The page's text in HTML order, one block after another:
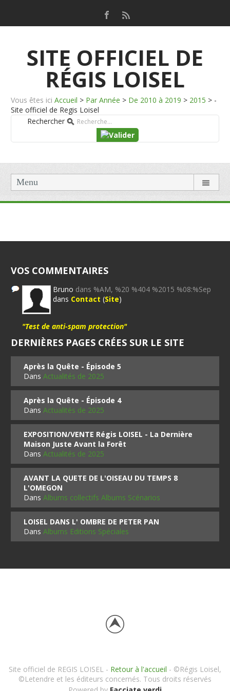
SITE OFFICIEL DE
RÉGIS LOISEL
Vous êtes ici Accueil > Par Année > De 2010 à 2019 > 2015 > -
Site officiel de Regis Loisel
Rechercher
Menu
VOS COMMENTAIRES
Bruno dans %AM, %20 %404 %2015 %08:%Sep
dans Contact (Site)
"Test de anti-spam protection"
DERNIÈRES PAGES CRÉES SUR LE SITE
Après la Quête - Épisode 5
DansActualités de 2025
Après la Quête - Épisode 4
DansActualités de 2025
EXPOSITION/VENTE Régis LOISEL - La Dernière
Maison Juste Avant la Forêt
DansActualités de 2025
AVANT LA QUETE DE L'OISEAU DU TEMPS 8
L'OMEGON
DansAlbums collectifs Albums Scénarios
LOISEL DANS L' OMBRE DE PETER PAN
DansAlbums Editions Spéciales
Site officiel de REGIS LOISEL - Retour à l'accueil - ©Régis Loisel,
©Letendre et les éditeurs concernés. Tous droits réservés